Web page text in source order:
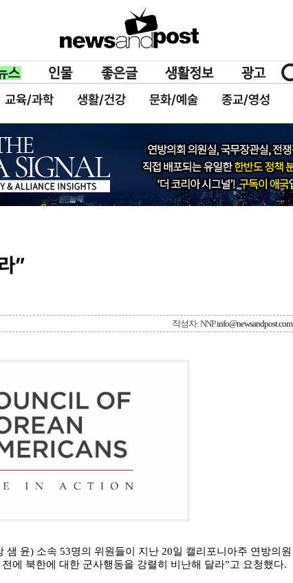
교육/과학 생활/건강 문화/예술 종교/영성
”
작성자: NNPinfo@newsandpost.com
윤) 소속 53명의 위원들이 지난 20일 캘리포니아주 연방의원
에 북한에 대한 군사행동을 강렬히 비난해 달라”고 요청했다.